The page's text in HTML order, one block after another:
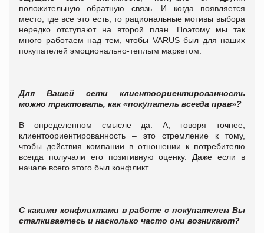
положительную обратную связь. И когда появляется
место, где все это есть, то рациональные мотивы выбора
нередко отступают на второй план. Поэтому мы так
много работаем над тем, чтобы VARUS был для наших
покупателей эмоционально-теплым маркетом.
Для Вашей сети клиентоориентированность
можно трактовать, как «покупатель всегда прав»?
В определенном смысле да. А, говоря точнее,
клиентоориентированность – это стремление к тому,
чтобы действия компании в отношении к потребителю
всегда получали его позитивную оценку. Даже если в
начале всего этого был конфликт.
С какими конфликтами в работе с покупателем Вы
сталкиваетесь и насколько часто они возникают?